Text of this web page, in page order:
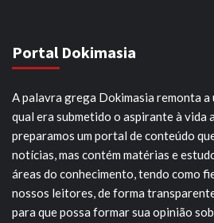
Portal Dokimasia
A palavra grega Dokimasia remonta a
qual era submetido o aspirante à vida
preparamos um portal de conteúdo
notícias, mas contém matérias e
áreas do conhecimento, tendo como
nossos leitores, de forma
para que possa formar sua opinião